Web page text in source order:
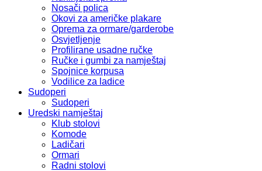
Nosači polica
Okovi za američke plakare
Oprema za ormare/garderobe
Osvjetljenje
Profilirane usadne ručke
Ručke i gumbi za namještaj
Spojnice korpusa
Vodilice za ladice
Sudoperi
Sudoperi
Uredski namještaj
Klub stolovi
Komode
Ladičari
Ormari
Radni stolovi